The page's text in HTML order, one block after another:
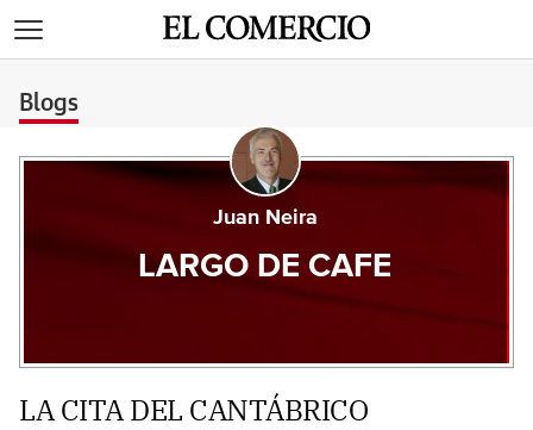
Blogs
Juan Neira
LARGO DE CAFE
LA CITA DEL CANTÁBRICO